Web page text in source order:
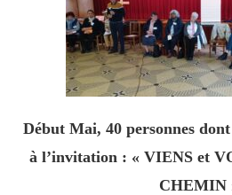
Début Mai, 40 personnes
à l’invitation : « VIENS et
CHEMIN